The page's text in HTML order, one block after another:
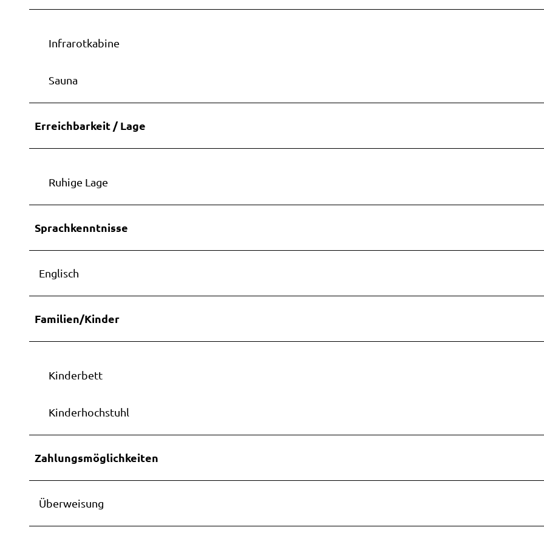
Infrarotkabine
Sauna
Erreichbarkeit / Lage
Ruhige Lage
Sprachkenntnisse
Englisch
Familien/Kinder
Kinderbett
Kinderhochstuhl
Zahlungsmöglichkeiten
Überweisung